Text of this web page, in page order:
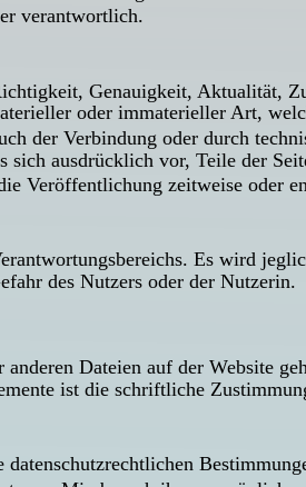
verantwortlich.
Genauigkeit, Aktualität,
oder immaterieller Art,
der Verbindung oder durch
ausdrücklich vor, Teile der
Veröffentlichung zeitweise oder
Es wird
des Nutzers oder der Nutzerin.
Dateien auf der Website
ist die schriftliche